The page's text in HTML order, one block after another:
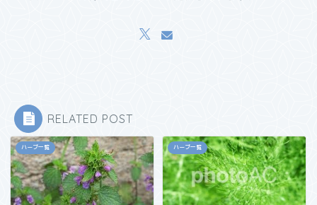
RELATED POST
ハーブ一覧 ハーブ一覧